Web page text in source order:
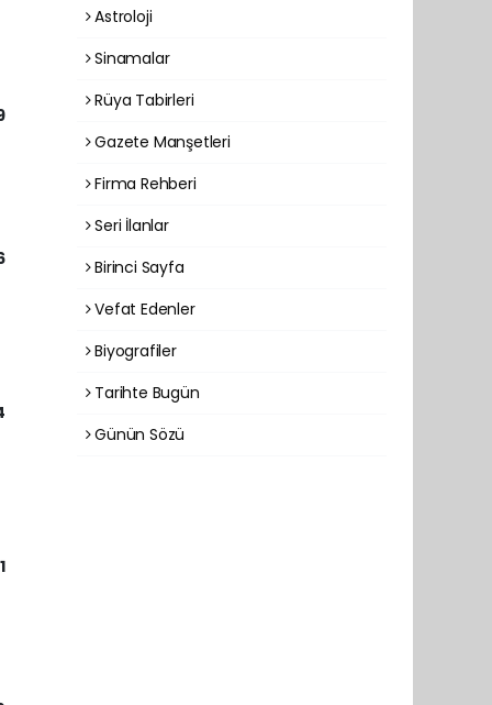
Astroloji
Sinamalar
Rüya Tabirleri
Gazete Manşetleri
Firma Rehberi
Seri İlanlar
Birinci Sayfa
Vefat Edenler
Biyografiler
Tarihte Bugün
Günün Sözü